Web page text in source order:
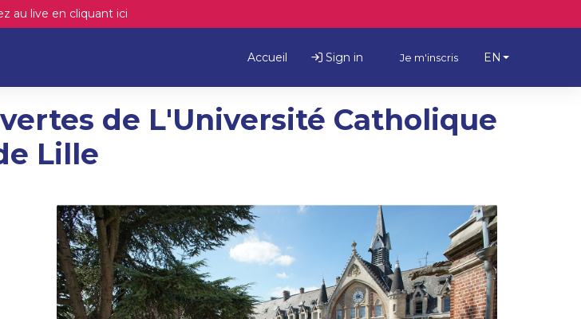
au live en cliquant ici
Accueil Sign in Je m'inscris EN
de L'Université Catholique
Lille